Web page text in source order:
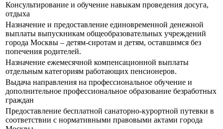
Консультирование и обучение навыкам проведения досуга,
отдыха
Назначение и предоставление единовременной денежной
выплаты выпускникам общеобразовательных учреждений
города Москвы – детям-сиротам и детям, оставшимся без
попечения родителей.
Назначение ежемесячной компенсационной выплаты
отдельным категориям работающих пенсионеров.
Выдача направления на профессиональное обучение и
дополнительное профессиональное образование безработных
граждан
Предоставление бесплатной санаторно-курортной путевки в
соответствии с нормативными правовыми актами города